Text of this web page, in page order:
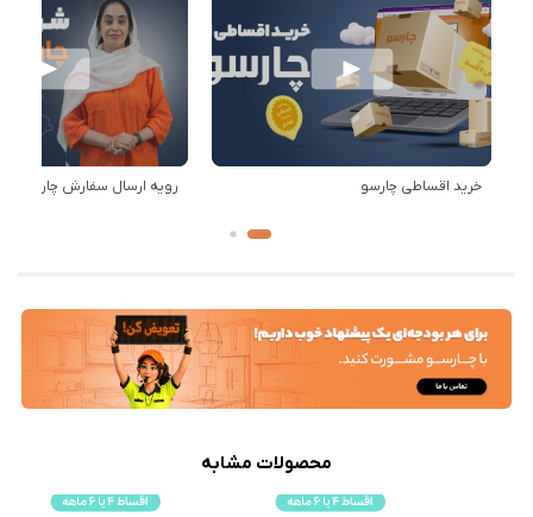
خرید اقساطی چارسو رویه ارسال سفارش چارسو
محصولات مشابه